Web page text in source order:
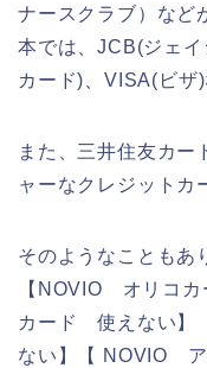
ナースクラブ）など
本では、JCB(ジェ
カード)、VISA(ビザ
また、三井住友カー
ャーなクレジットカ
そのようなこともあ
【NOVIO オリコ
カード 使えない】
ない】【 NOVIO